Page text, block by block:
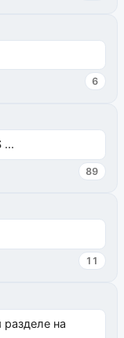
6
...
89
11
на